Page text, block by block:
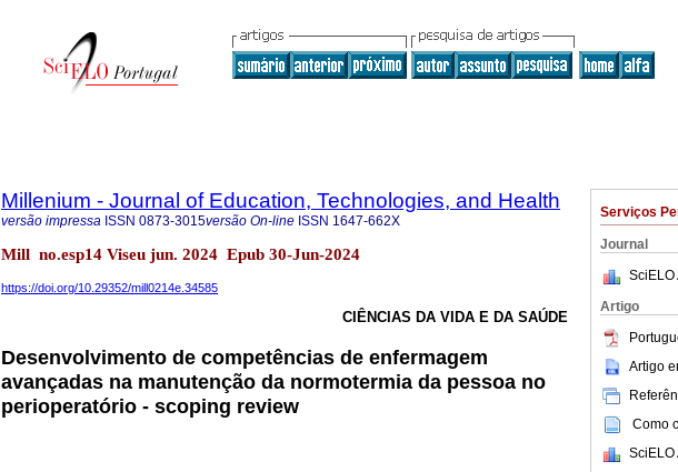
Serviços
Journal
SciELO
Artigo
Artigo
Como
SciELO
Millenium - Journal of Education, Technologies, and Health
versão impressa ISSN 0873-3015versão On-line ISSN 1647-662X
Mill no.esp14 Viseu jun. 2024 Epub 30-Jun-2024
https://doi.org/10.29352/mill0214e.34585
CIÊNCIAS DA VIDA E DA SAÚDE
Desenvolvimento de competências de enfermagem
avançadas na manutenção da normotermia da pessoa no
perioperatório - scoping review